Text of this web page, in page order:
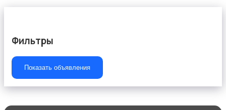
Фильтры
Показать объявления